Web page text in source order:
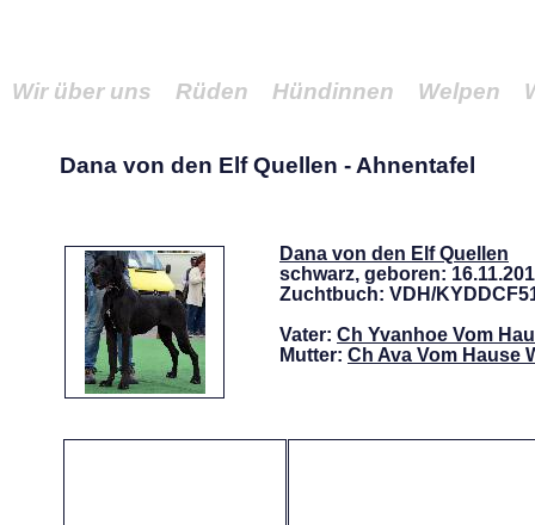
Wir über uns Rüden Hündinnen Welpen
Dana von den Elf Quellen - Ahnentafel
Dana von den Elf Quellen
schwarz, geboren:
Zuchtbuch: VDH/
Vater: Ch Yvanhoe Vom
Mutter: Ch Ava Vom Hause